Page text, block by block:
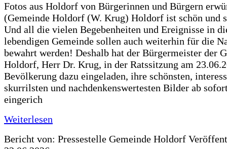
Fotos aus Holdorf von Bürgerinnen und Bürgern
(Gemeinde Holdorf (W. Krug) Holdorf ist schön und
Und all die vielen Begebenheiten und Ereignisse in
lebendigen Gemeinde sollen auch weiterhin für die
bewahrt werden! Deshalb hat der Bürgermeister der
Holdorf, Herr Dr. Krug, in der Ratssitzung am
Bevölkerung dazu eingeladen, ihre schönsten,
skurrilsten und nachdenkenswertesten Bilder ab
eingerich
Weiterlesen
Bericht von: Pressestelle Gemeinde Holdorf